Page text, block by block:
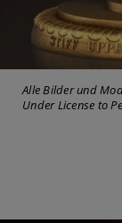
Alle Bilder und
Under License to